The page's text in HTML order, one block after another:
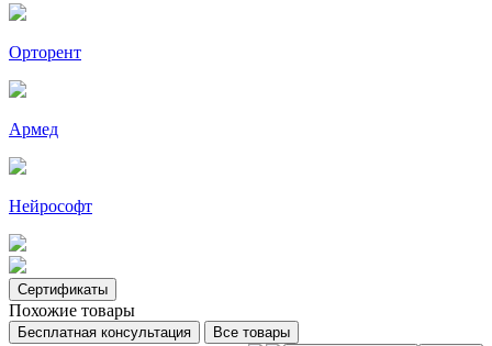
Орторент
Армед
Нейрософт
Сертификаты
Похожие товары
Бесплатная консультация Все товары